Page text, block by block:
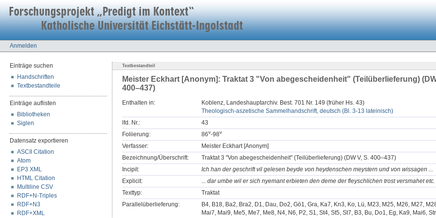
Anmelden
Einträge suchen
Handschriften
Textbestandteile
Einträge auflisten
Bibliotheken
Siglen
Datensatz exportieren
ASCII Citation
Atom
EP3 XML
HTML Citation
Multiline CSV
RDF+N-Triples
RDF+N3
RDF+XML
Textbestandteil
Meister Eckhart [Anonym]: Traktat 3 "Von abegescheidenheit" (Teilüberlieferung)
400–437)
Enthalten in:
Koblenz, Landeshauptarchiv. Best. 701 Nr. 149 (früher Hs. 43)
Theologisch-aszetische Sammelhandschrift, deutsch (Bl. 3-13 lateinisch)
lfd. Nr.:
43
Foliierung:
86v-98v
Verfasser:
Meister Eckhart [Anonym]
Bezeichnung/Überschrift:
Traktat 3 "Von abegescheidenheit" (Teilüberlieferung) (DW V, S. 400–437)
Incipit:
Ich han der geschrift vil gelesen beyde von heydenschen meystern und von wissagen ...
Explicit:
... dar umbe wil er sich nyemant erbieten den deme der fleyschlichen trost versmahet etc.
Texttyp:
Traktat
Parallelüberlieferung:
B4, B18, Ba2, Bra2, D1, Dau, Do2, Gö1, Gra, Ka7, Kn3, Ko, Lü, M23, M25, M26, M27,
Mai7, Mai9, Me5, Me7, Me8, N4, N6, P2, S1, St4, St5, St7, B3, Bu, Do1, Eg, Ka9, Mai6,